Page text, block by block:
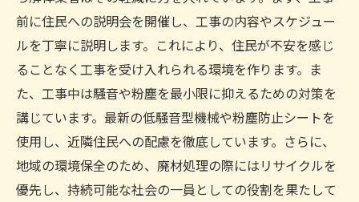
前に住民への説明会を開催し、工事の内容やスケジュー
ルを丁寧に説明します。これにより、住民が不安を感じ
ることなく工事を受け入れられる環境を作ります。ま
た、工事中は騒音や粉塵を最小限に抑えるための対策を
講じています。最新の低騒音型機械や粉塵防止シートを
使用し、近隣住民への配慮を徹底しています。さらに、
地域の環境保全のため、廃材処理の際にはリサイクルを
優先し、持続可能な社会の一員としての役割を果たして